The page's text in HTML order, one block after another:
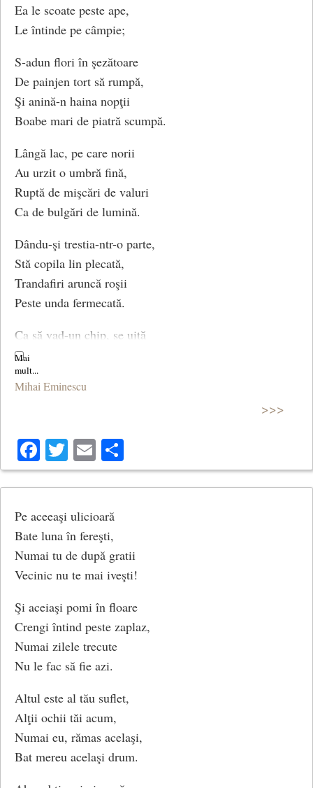
Ea le scoate peste ape,
Le întinde pe câmpie;
S-adun flori în şezătoare
De painjen tort să rumpă,
Şi anină-n haina nopţii
Boabe mari de piatră scumpă.
Lângă lac, pe care norii
Au urzit o umbră fină,
Ruptă de mişcări de valuri
Ca de bulgări de lumină.
Dându-şi trestia-ntr-o parte,
Stă copila lin plecată,
Trandafiri aruncă roşii
Peste unda fermecată.
Ca să vad-un chip, se uită
Cum aleargă apa-n cercuri,
Căci vrăjit de mult e lacul
De-un cuvânt al sfintei Miercuri;
Trandafiri aruncă tineri,
Căci vrăjiţi sunt trandafirii
De-un cuvânt al sfintei Vineri.
Ea se uită… Păru-i galben,
Faţa ei lucesc în lună,
Iar în ochii ei albaştri
Toate basmele s-adună.
(Crăiasa din poveşti, 1876)
Mihai Eminescu
>>>
Facebook
Twitter
Email
Pe aceeaşi ulicioară
Bate luna în fereşti,
Numai tu de după gratii
Vecinic nu te mai iveşti!
Şi aceiaşi pomi în floare
Crengi întind peste zaplaz,
Numai zilele trecute
Nu le fac să fie azi.
Altul este al tău suflet,
Alţii ochii tăi acum,
Numai eu, rămas acelaşi,
Bat mereu acelaşi drum.